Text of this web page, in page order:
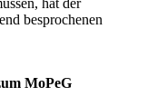
besprochenen
MoPeG